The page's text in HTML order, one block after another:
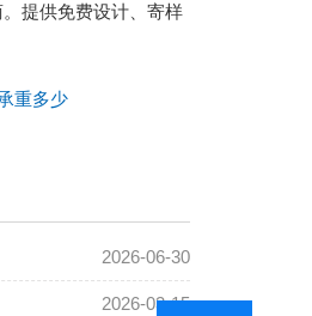
提供免费设计、寄样
重多少
2026-06-30
2026-03-15